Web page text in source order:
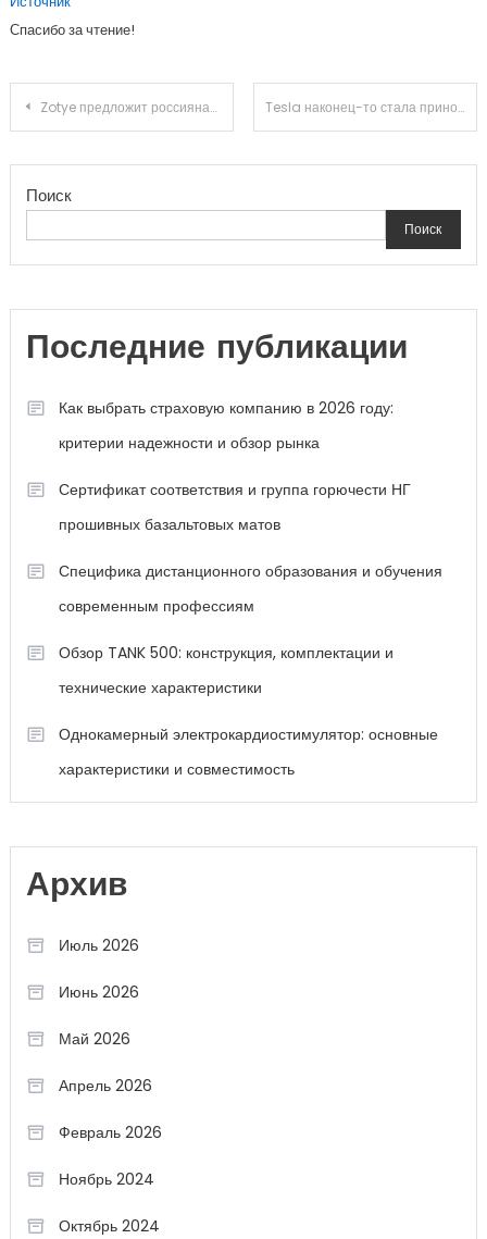
Спасибо за чтение!
Навигация
записям
Zotye предложит россиянам флагманский кроссовер T700. Сборку модели наладят в Белоруссии Tesla наконец-то стала приносить прибыль. Победа Илона Маска?
Поиск
Поиск
Последние публикации
Как выбрать страховую компанию в 2026 году:
критерии надежности и обзор рынка
Сертификат соответствия и группа горючести НГ
прошивных базальтовых матов
Специфика дистанционного образования и обучения
современным профессиям
Обзор TANK 500: конструкция, комплектации и
технические характеристики
Однокамерный электрокардиостимулятор: основные
характеристики и совместимость
Архив
Июль 2026
Июнь 2026
Май 2026
Апрель 2026
Февраль 2026
Ноябрь 2024
Октябрь 2024